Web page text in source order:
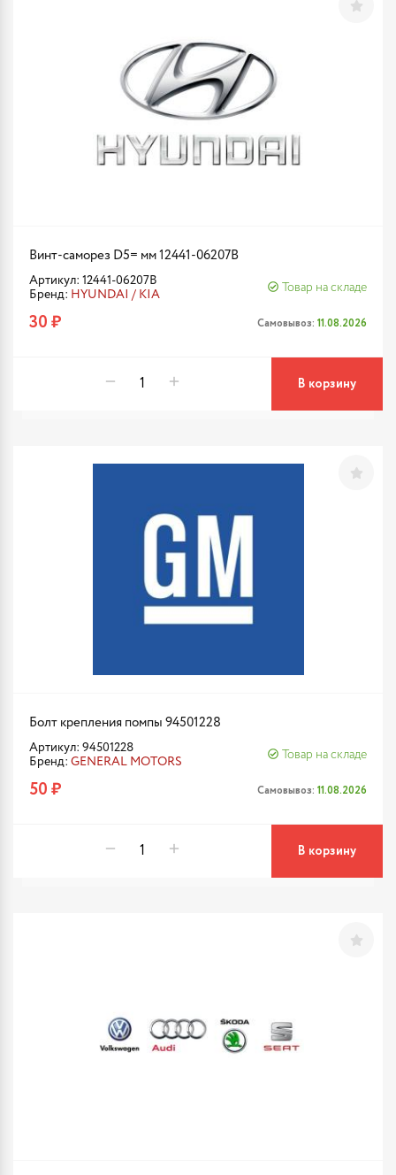
Винт-саморез D5= мм 12441-06207B
Артикул: 12441-06207B
Бренд: HYUNDAI / KIA
Товар на складе
30 ₽ Самовывоз: 11.08.2026
В корзину
Болт крепления помпы 94501228
Артикул: 94501228
Бренд: GENERAL MOTORS
Товар на складе
50 ₽ Самовывоз: 11.08.2026
В корзину